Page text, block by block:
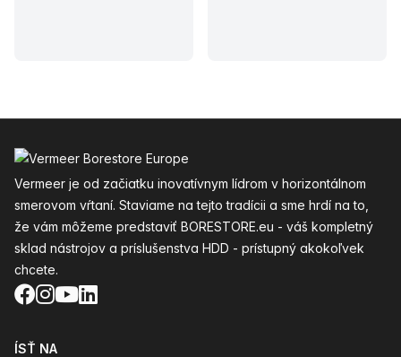
Vermeer je od začiatku inovatívnym lídrom v horizontálnom
smerovom vŕtaní. Staviame na tejto tradícii a sme hrdí na to,
že vám môžeme predstaviť BORESTORE.eu - váš kompletný
sklad nástrojov a príslušenstva HDD - prístupný akokoľvek
chcete.
Facebook
Instagram
YouTube
LinkedIn
ÍSŤ NA